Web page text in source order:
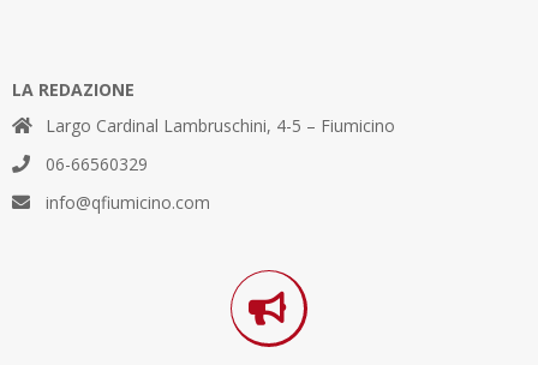
LA REDAZIONE
Largo Cardinal Lambruschini, 4-5 – Fiumicino
06-66560329
info@qfiumicino.com